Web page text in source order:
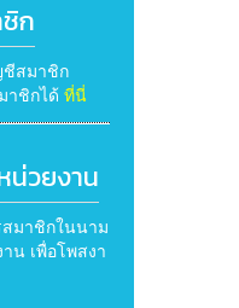
ก
ชีสมาชิก
าชิกได้ ที่นี่
น่วยงาน
มาชิกในนาม
น เพื่อโพสงา